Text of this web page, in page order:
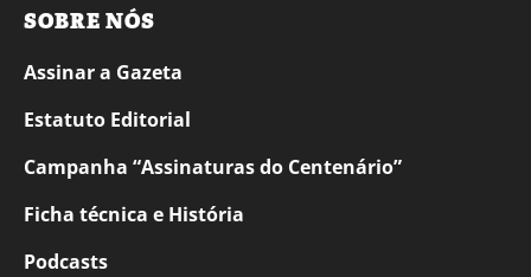
SOBRE NÓS
Assinar a Gazeta
Estatuto Editorial
Campanha “Assinaturas do Centenário”
Ficha técnica e História
Podcasts